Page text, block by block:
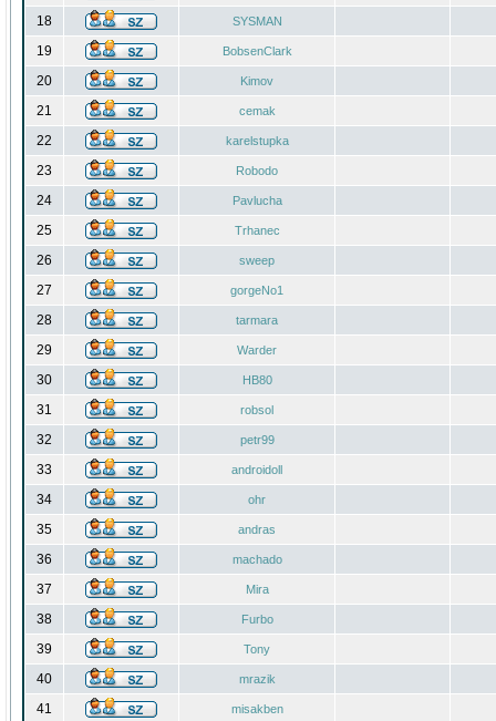
18 SYSMAN
19 BobsenClark
20 Kimov
21 cemak
22 karelstupka
23 Robodo
24 Pavlucha
25 Trhanec
26 sweep
27 gorgeNo1
28 tarmara
29 Warder
30 HB80
31 robsol
32 petr99
33 androidoll
34 ohr
35 andras
36 machado
37 Mira
38 Furbo
39 Tony
40 mrazik
41 misakben